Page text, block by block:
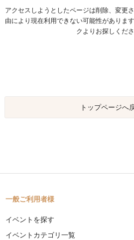
アクセスしようとしたページは削除、変更
由により現在利用できない可能性がありま
クよりお探しくださ
トップページへ
一般ご利用者様
イベントを探す
イベントカテゴリ一覧